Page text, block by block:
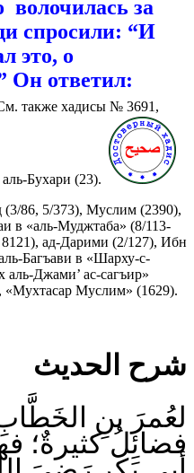
волочилась за
спросили: “И
это, о
Он ответил:
также хадисы № 3691,
Бухари (23).
86, 5/373), Муслим (2390),
в «аль-Муджтаба» (8/113-
ад-Дарими (2/127), Ибн
Багъави в «Шарху-с-
Джами’ ас-сагъир»
«Мухтасар Муслим» (1629).
شرح الحديث
لعُمرَ بنِ
فضائِلُ كثيرةٌ؛